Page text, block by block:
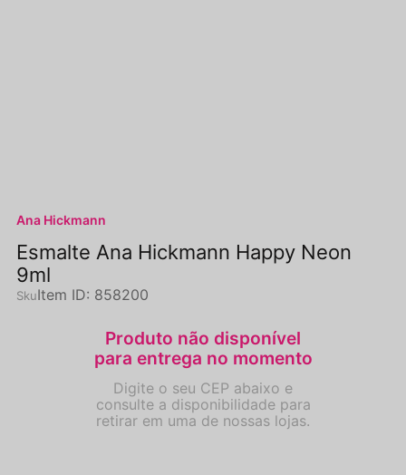
Ana Hickmann
Esmalte Ana Hickmann Happy Neon
9ml
Item ID: 858200